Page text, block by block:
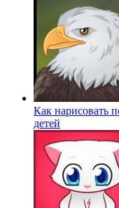
Как нарисовать
детей